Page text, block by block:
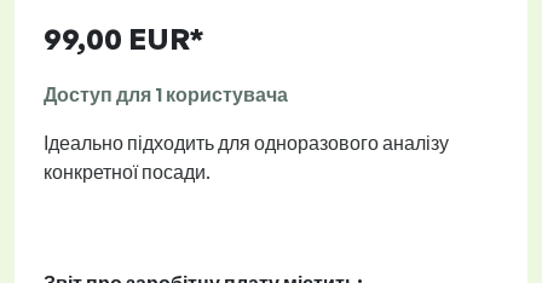
99,00 EUR*
Доступ для 1 користувача
Ідеально підходить для одноразового аналізу
конкретної посади.